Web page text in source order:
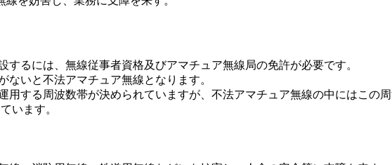
するには、無線従事者資格及びアマチュア無線局の免許が必要です。
ないと不法アマチュア無線となります。
用する周波数帯が決められていますが、不法アマチュア無線の中にはこの
います。